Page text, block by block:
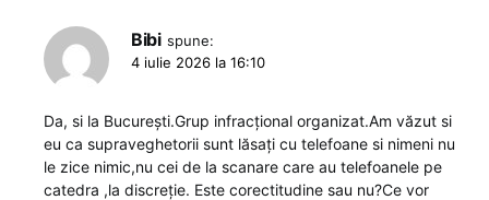
Bibi spune:
4 iulie 2026 la 16:10
Da, si la București.Grup infracțional organizat.Am văzut si
eu ca supraveghetorii sunt lăsați cu telefoane si nimeni nu
le zice nimic,nu cei de la scanare care au telefoanele pe
catedra ,la discreție. Este corectitudine sau nu?Ce vor